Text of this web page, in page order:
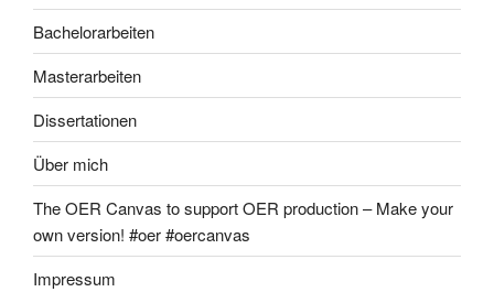
Bachelorarbeiten
Masterarbeiten
Dissertationen
Über mich
The OER Canvas to support OER production – Make your
own version! #oer #oercanvas
Impressum